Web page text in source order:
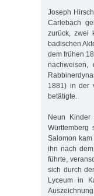
Joseph
Carlebach
zurück, zwei
badischen
dem frühen
nachweisen,
1881) in der
betätigte.
Neun
Württemberg
Salomon
ihn nach
führte,
sich durch
Lyceum in